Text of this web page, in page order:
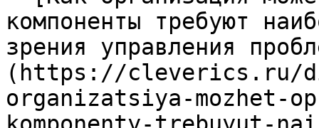
компоненты требуют
зрения управления
(https://cleverics.ru/
organizatsiya-